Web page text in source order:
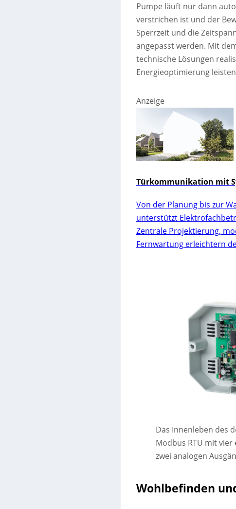
Pumpe läuft nur dann
verstrichen ist und der
Sperrzeit und die
angepasst werden. Mit
technische Lösungen
Energieoptimierung
Anzeige
Türkommunikation mit
Von der Planung bis zur
unterstützt
Zentrale Projektierung,
Fernwartung erleichtern
Das Innenleben des
Modbus RTU mit
zwei analogen
Wohlbefinden